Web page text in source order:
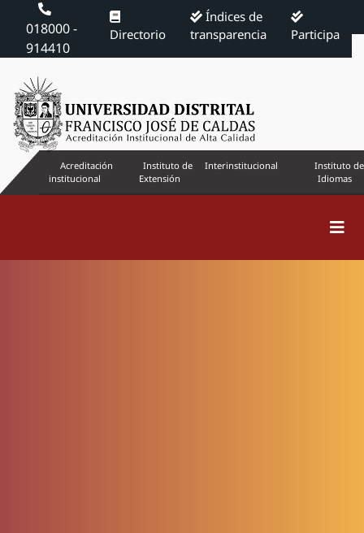
018000 -
914410
Directorio
Índices de
transparencia
Participa
Acreditación
institucional
Instituto de
Extensión
Interinstitucional
Instituto de
Idiomas